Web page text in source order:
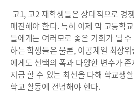
고1, 고2 재학생들은 상대적으로 경
매진해야 한다. 특히 이제 막 고등학
들에게는 여러모로 좋은 기회가 될
하는 학생들은 물론, 이공계열 최상
에게도 선택의 폭과 다양한 변수가
지금 할 수 있는 최선을 다해 학교생
학교 활동에 전념해야 한다.